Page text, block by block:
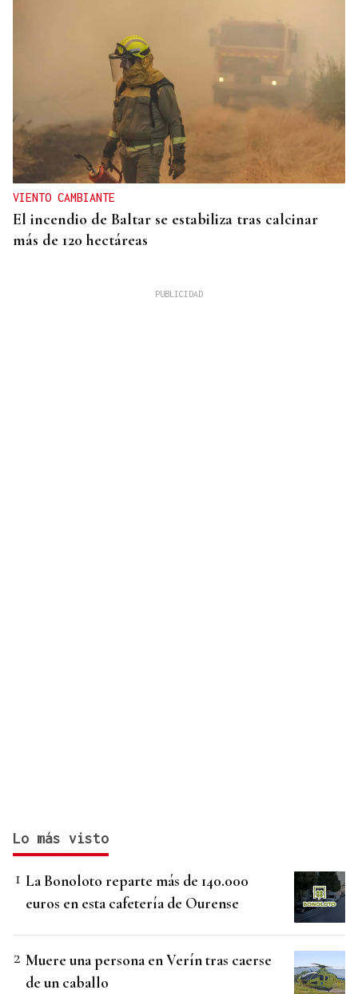
VIENTO CAMBIANTE
El incendio de Baltar se estabiliza tras calcinar
más de 120 hectáreas
Lo más visto
La Bonoloto reparte más de 140.000
euros en esta cafetería de Ourense
Muere una persona en Verín tras caerse
de un caballo